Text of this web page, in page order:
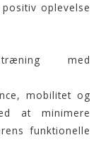
oplevelse
med
mobilitet og
at minimere
funktionelle